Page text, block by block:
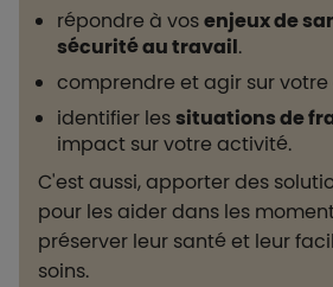
répondre à vosenjeux de
sécurité au travail.
comprendre et agir sur votre
identifier lessituations de
impact sur votre activité.
C'est aussi, apporter des
pour les aider dans les
préserver leur santé et leur
soins.